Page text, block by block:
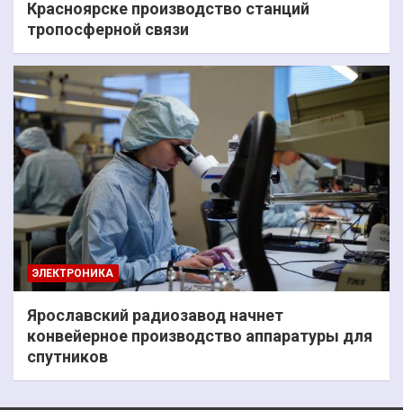
Красноярске производство станций
тропосферной связи
ЭЛЕКТРОНИКА
Ярославский радиозавод начнет
конвейерное производство аппаратуры для
спутников